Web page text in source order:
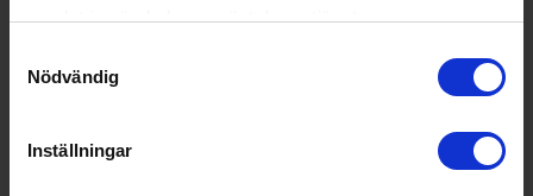
samlat in när du har använt deras tjänster.
Nödvändig
Inställningar
Fjärrkontroll (Ja/Nej):
Värmefunktion (Ja/Nej):